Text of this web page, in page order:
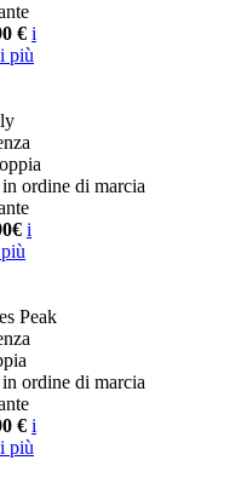
€ i
più
in ordine di marcia
i
Peak
in ordine di marcia
€ i
più